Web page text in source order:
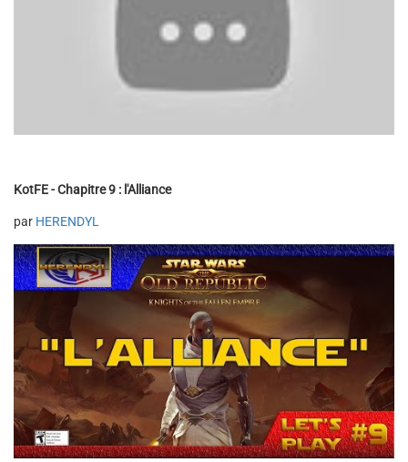
KotFE - Chapitre 9 : l'Alliance
par HERENDYL